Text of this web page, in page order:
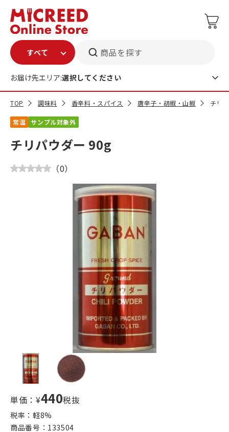
商品を探す
お届け先エリア:選択してください
TOP 調味料 香辛料・スパイス 唐辛子・胡椒・山椒 チリ
常温 サンプル対象外
チリパウダー 90g
（0）
単価：¥440税抜
税率：軽8%
商品番号： 133504